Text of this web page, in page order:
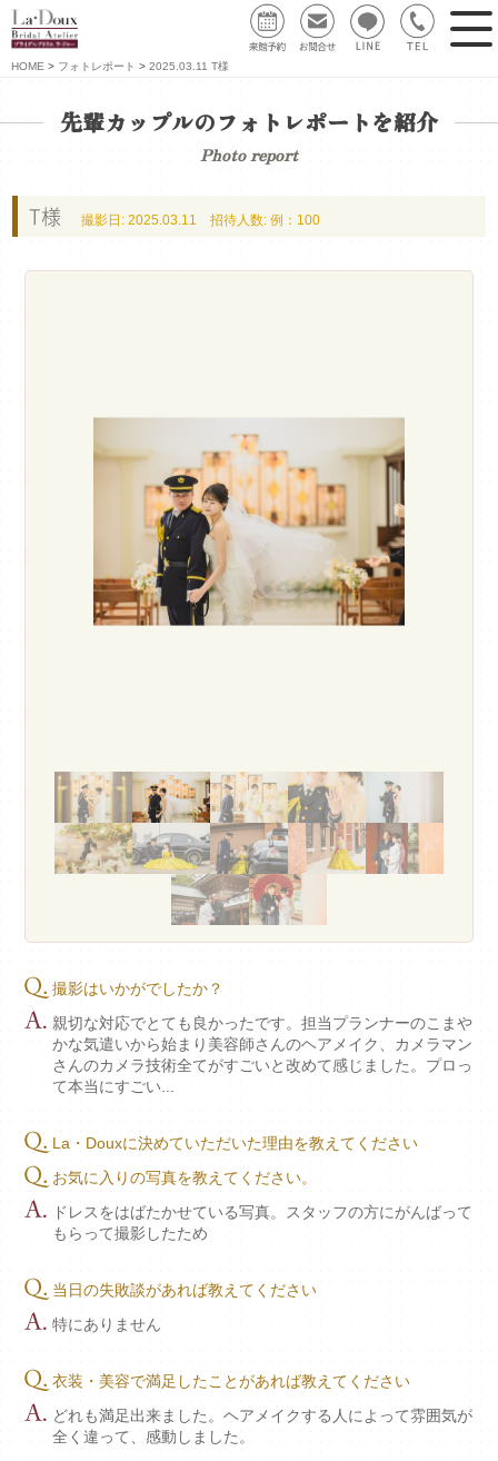
HOME フォトレポート 2025.03.11 T様
先輩カップルのフォトレポートを紹介
Photo report
T様撮影日: 2025.03.11 招待人数: 例：100
撮影はいかがでしたか？
親切な対応でとても良かったです。担当プランナーのこまや
かな気遣いから始まり美容師さんのヘアメイク、カメラマン
さんのカメラ技術全てがすごいと改めて感じました。プロっ
て本当にすごい...
La・Douxに決めていただいた理由を教えてください
お気に入りの写真を教えてください。
ドレスをはばたかせている写真。スタッフの方にがんばって
もらって撮影したため
当日の失敗談があれば教えてください
特にありません
衣装・美容で満足したことがあれば教えてください
どれも満足出来ました。ヘアメイクする人によって雰囲気が
全く違って、感動しました。